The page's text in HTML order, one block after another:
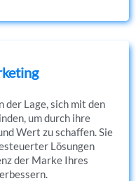
Lage, sich mit den
um durch ihre
Wert zu schaffen. Sie
Lösungen
der Marke Ihres